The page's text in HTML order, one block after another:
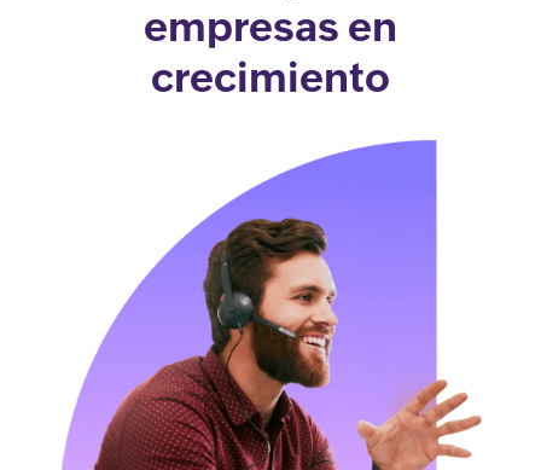
empresas en
crecimiento